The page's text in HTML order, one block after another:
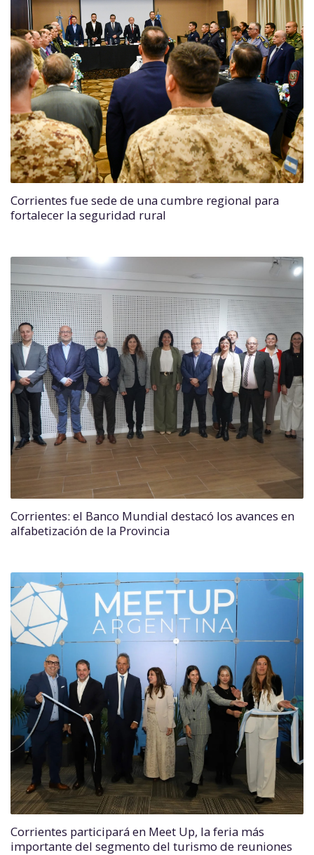
Corrientes fue sede de una cumbre regional para
fortalecer la seguridad rural
Corrientes: el Banco Mundial destacó los avances en
alfabetización de la Provincia
Corrientes participará en Meet Up, la feria más
importante del segmento del turismo de reuniones